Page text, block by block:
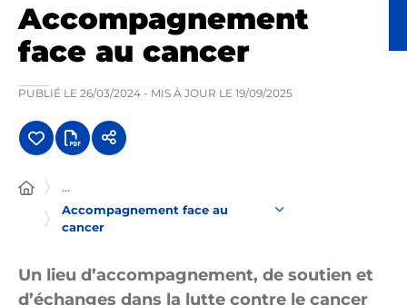
Accompagnement
face au cancer
PUBLIÉ LE 26/03/2024 - MIS À JOUR LE 19/09/2025
...
Accompagnement face au
cancer
Un lieu d’accompagnement, de soutien et
d’échanges dans la lutte contre le cancer